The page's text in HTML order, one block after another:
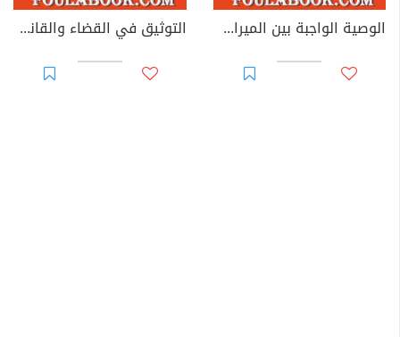
الوصية الواجبة بين الميراث والوصية: دراسة في الطبيعة القانونية والأساس التشريعي وإشكاليات التطبيق التوثيق في القضاء والقانون المغربيين - الأجزاء من 44 إلى 67